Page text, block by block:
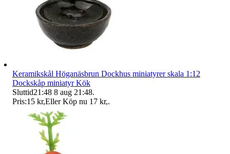
Keramikskål Höganäsbrun Dockhus miniatyrer skala 1:12
Dockskåp miniatyr Kök
Sluttid21:48 8 aug 21:48.
Pris:15 kr,Eller Köp nu 17 kr,.